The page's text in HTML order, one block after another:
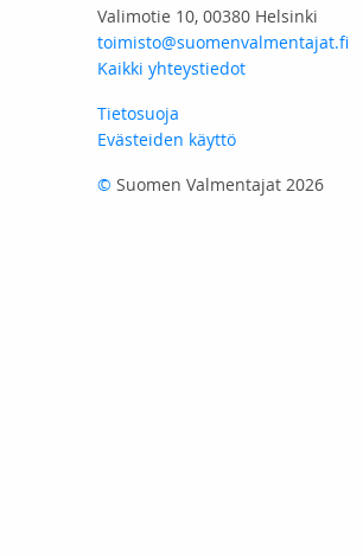
Valimotie 10, 00380 Helsinki
toimisto@suomenvalmentajat.fi
Kaikki yhteystiedot
Tietosuoja
Evästeiden käyttö
© Suomen Valmentajat 2026